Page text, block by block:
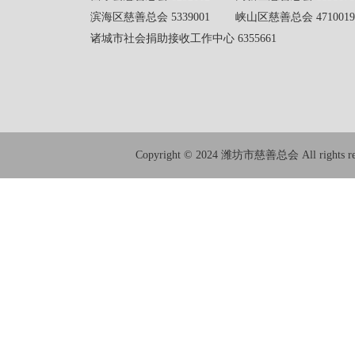
滨海区慈善总会 5339001 峡山区慈善总会 4710019
诸城市社会捐助接收工作中心 6355661
Copyright © 2024 潍坊市慈善总会 All rights